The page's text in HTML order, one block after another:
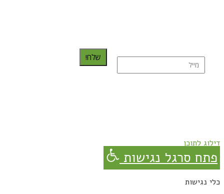
שלח!
דילוג לתוכן
פתח סרגל נגישות
כלי נגישות